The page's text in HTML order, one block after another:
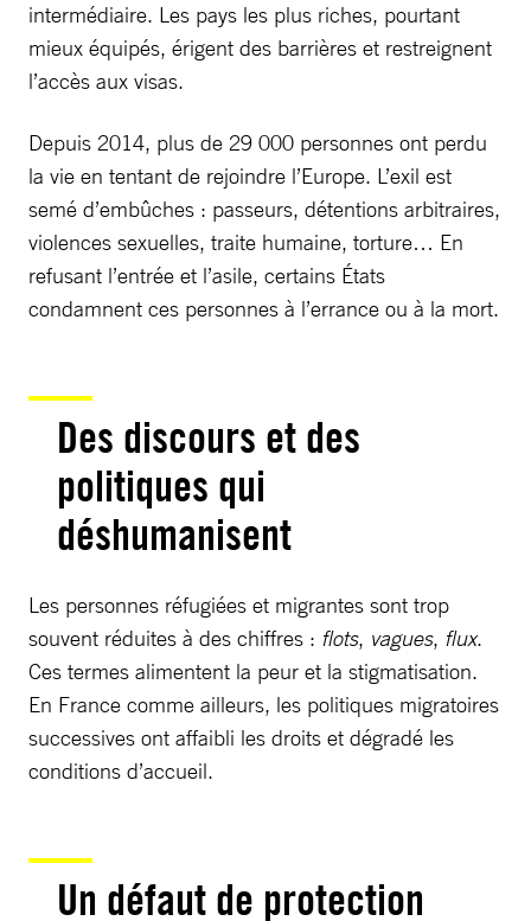
intermédiaire. Les pays les plus riches, pourtant
mieux équipés, érigent des barrières et restreignent
l’accès aux visas.
Depuis 2014, plus de 29 000 personnes ont perdu
la vie en tentant de rejoindre l’Europe. L’exil est
semé d’embûches : passeurs, détentions arbitraires,
violences sexuelles, traite humaine, torture… En
refusant l’entrée et l’asile, certains États
condamnent ces personnes à l’errance ou à la mort.
Des discours et des
politiques qui
déshumanisent
Les personnes réfugiées et migrantes sont trop
souvent réduites à des chiffres : flots, vagues, flux.
Ces termes alimentent la peur et la stigmatisation.
En France comme ailleurs, les politiques migratoires
successives ont affaibli les droits et dégradé les
conditions d’accueil.
Un défaut de protection